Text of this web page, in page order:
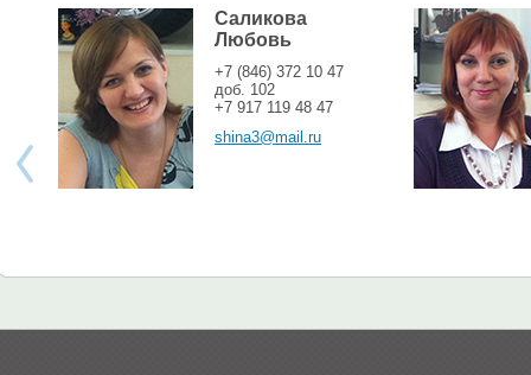
Саликова
Любовь
+7 (846) 372 10 47
доб. 102
+7 917 119 48 47
shina3@mail.ru